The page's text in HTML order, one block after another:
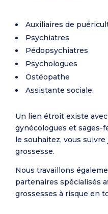
Auxiliaires de
Psychiatres
Pédopsychiatres
Psychologues
Ostéopathe
Assistante sociale.
Un lien étroit existe
gynécologues et sages-
le souhaitez, vous suivre
grossesse.
Nous travaillons
partenaires spécialisés
grossesses à risque en